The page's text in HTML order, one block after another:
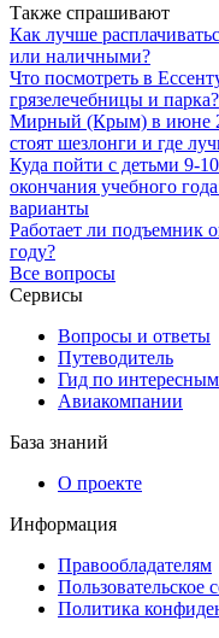
Также спрашивают
Как лучше
или наличными?
Что посмотреть в
грязелечебницы и парка?
Мирный (Крым) в июне
стоят шезлонги и где
Куда пойти с детьми 9-
окончания учебного
варианты
Работает ли подъемник
году?
Все вопросы
Сервисы
Вопросы и ответы
Путеводитель
Гид по
Авиакомпании
База знаний
О проекте
Информация
Правообладателям
Пользовательское
Политика